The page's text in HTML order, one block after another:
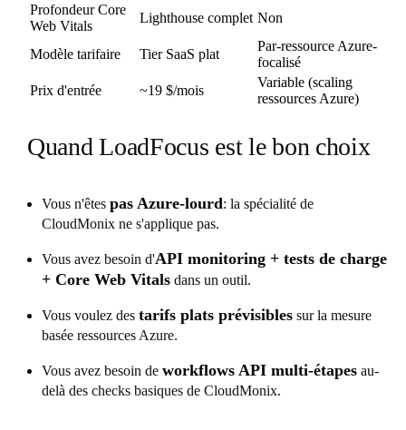
Profondeur Core
Web Vitals
Lighthouse complet Non
Modèle tarifaire Tier SaaS plat
Par-ressource Azure-
focalisé
Prix d'entrée
~19 $/mois
Variable (scaling
ressources Azure)
Quand LoadFocus est le bon choix
Vous n'êtes pas Azure-lourd: la spécialité de
CloudMonix ne s'applique pas.
Vous avez besoin d'API monitoring + tests de charge
+ Core Web Vitals dans un outil.
Vous voulez des tarifs plats prévisibles sur la mesure
basée ressources Azure.
Vous avez besoin de workflows API multi-étapes au-
delà des checks basiques de CloudMonix.